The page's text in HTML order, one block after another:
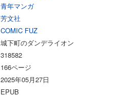
青年マンガ
芳文社
COMIC FUZ
城下町のダンデライオン
318582
166ページ
2025年05月27日
EPUB